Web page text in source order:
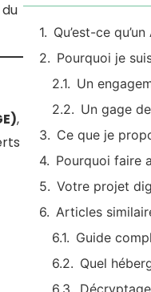
,
Qu’est-ce
Un gage
Votre projet
Articles